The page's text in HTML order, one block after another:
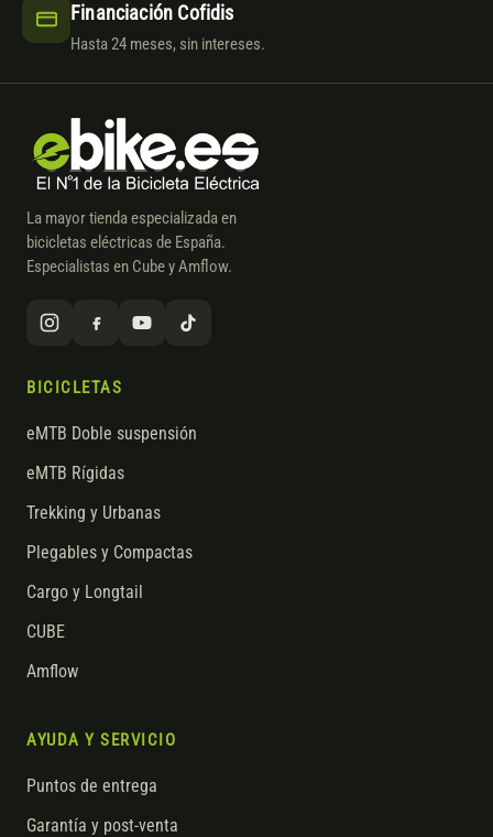
Financiación Cofidis
Hasta 24 meses, sin intereses.
La mayor tienda especializada en
bicicletas eléctricas de España.
Especialistas en Cube y Amflow.
BICICLETAS
eMTB Doble suspensión
eMTB Rígidas
Trekking y Urbanas
Plegables y Compactas
Cargo y Longtail
CUBE
Amflow
AYUDA Y SERVICIO
Puntos de entrega
Garantía y post-venta